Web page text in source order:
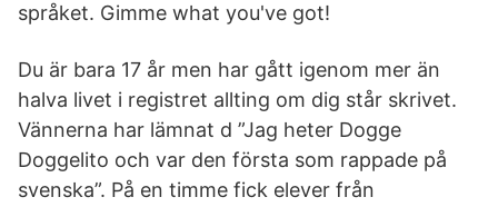
språket. Gimme what you've got!
Du är bara 17 år men har gått igenom mer än
halva livet i registret allting om dig står skrivet.
Vännerna har lämnat d ”Jag heter Dogge
Doggelito och var den första som rappade på
svenska”. På en timme fick elever från